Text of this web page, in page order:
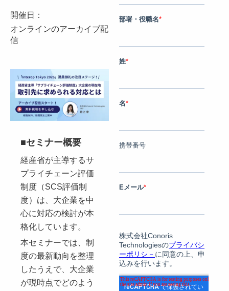
開催日：
オンラインのアーカイブ配
信
■セミナー概要
経産省が主導するサ
プライチェーン評価
制度（SCS評価制
度）は、大企業を中
心に対応の検討が本
格化しています。
本セミナーでは、制
度の最新動向を整理
したうえで、大企業
が現時点でどのよう